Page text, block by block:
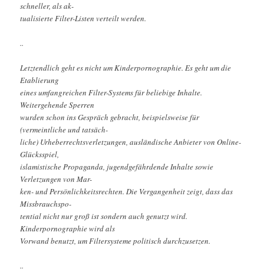
schneller, als ak-
tualisierte Filter-Listen verteilt werden.
..
Letztendlich geht es nicht um Kinderpornographie. Es geht um die
Etablierung
eines umfangreichen Filter-Systems für beliebige Inhalte.
Weitergehende Sperren
wurden schon ins Gespräch gebracht, beispielsweise für
(vermeintliche und tatsäch-
liche) Urheberrechtsverletzungen, ausländische Anbieter von Online-
Glücksspiel,
islamistische Propaganda, jugendgefährdende Inhalte sowie
Verletzungen von Mar-
ken- und Persönlichkeitsrechten. Die Vergangenheit zeigt, dass das
Missbrauchspo-
tential nicht nur groß ist sondern auch genutzt wird.
Kinderpornographie wird als
Vorwand benutzt, um Filtersysteme politisch durchzusetzen.
..